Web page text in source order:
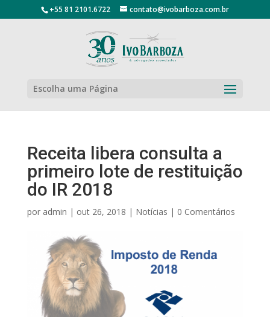
+55 81 2101.6722 contato@ivobarboza.com.br
Escolha uma Página
Receita libera consulta a
primeiro lote de restituição
do IR 2018
por admin | out 26, 2018 | Notícias | 0 Comentários